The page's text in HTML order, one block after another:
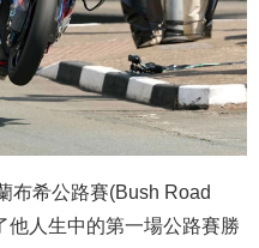
布希公路賽(Bush Road
他人生中的第一場公路賽勝